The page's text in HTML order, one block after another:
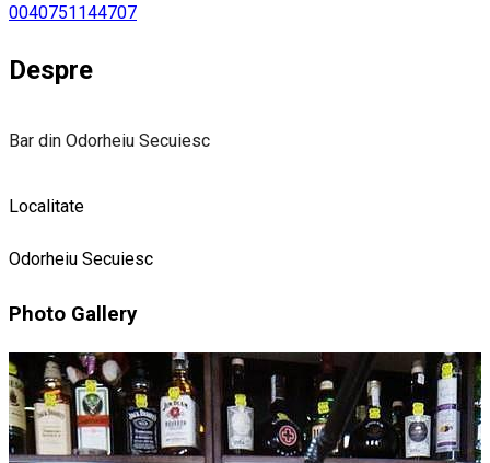
0040751144707
Despre
Bar din Odorheiu Secuiesc
Localitate
Odorheiu Secuiesc
Photo Gallery